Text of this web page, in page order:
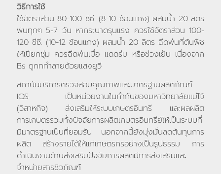
วิธีการใช้
ใช้อัตราส่วน 80-100 ซีซี. (8-10 ช้อนแกง) ผสมน้ำ 20 ลิตร
พ่นทุกๆ 5-7 วัน หากระบาดรุนแรง ควรใช้อัตราส่วน 100-
120 ซีซี. (10-12 ช้อนแกง) ผสมน้ำ 20 ลิตร ฉีดพ่นที่ต้นพืช
ให้เปียกชุ่ม ควรฉีดพ่นเมื่อ แดดร่ม หรือช่วงเย็น เนื่องจาก
Bs ถูกททำลายด้วยแสงยูวี
สถาบันบริการตรวจสอบคุณภาพและมาตรฐานผลิตภัณฑ์
IQS เป็นหน่วยงานในกำกับของมหาวิทยาลัยแม่โจ้
(วิสาหกิจ) ส่งเสริมให้ระบบเกษตรอินทรี และผลผลิต
การเกษตรรวมทั้งปัจจัยการผลิตเกษตรอินทรีย์ให้เป็นระบบที่
มีมาตรฐานเป็นที่ยอมรับ นอกจากนี้ยังมุ่งมั่นลดต้นทุนการ
ผลิต สร้างรายได้ให้แก่เกษตรกรอย่างเป็นรูปธรรม การ
ดำเนินงานด้านส่งเสริมปัจจัยการผลิตมีการส่งเสริมและ
จำหน่ายสารชีวภัณฑ์